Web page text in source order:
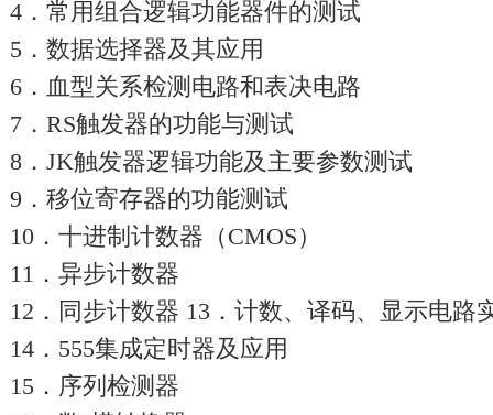
4．常用组合逻辑功能器件的测试
5．数据选择器及其应用
6．血型关系检测电路和表决电路
7．RS触发器的功能与测试
8．JK触发器逻辑功能及主要参数测试
9．移位寄存器的功能测试
10．十进制计数器（CMOS）
11．异步计数器
12．同步计数器 13．计数、译码、显示电路
14．555集成定时器及应用
15．序列检测器